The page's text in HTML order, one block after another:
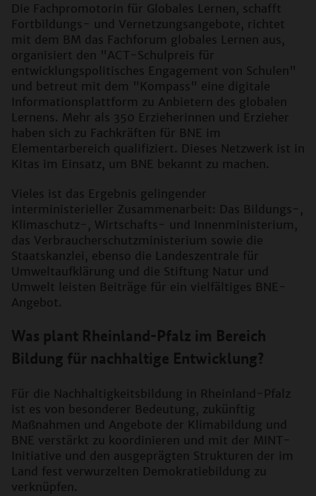
Die Fachpromotorin für Globales Lernen, schafft
Fortbildungs- und Vernetzungsangebote, richtet
mit dem BM das Fachforum globales Lernen aus,
organisiert den "ACT-Schulpreis für
entwicklungspolitisches Engagement von Schulen"
und betreut mit dem "Kompass" eine digitale
Informationsplattform zu Anbietern des globalen
Lernens. Mehr als 350 Erzieherinnen und Erzieher
haben sich zu Fachkräften für BNE im
Elementarbereich qualifiziert. Dieses Netzwerk ist in
Kitas im Einsatz, um BNE bekannt zu machen.
Vieles ist das Ergebnis gelingender
interministerieller Zusammenarbeit: Das Bildungs-,
Klimaschutz-, Wirtschafts- und Innenministerium,
das Verbraucherschutzministerium sowie die
Staatskanzlei, ebenso die Landeszentrale für
Umweltaufklärung und die Stiftung Natur und
Umwelt leisten Beiträge für ein vielfältiges BNE-
Angebot.
Was plant Rheinland-Pfalz im Bereich
Bildung für nachhaltige Entwicklung?
Für die Nachhaltigkeitsbildung in Rheinland-Pfalz
ist es von besonderer Bedeutung, zukünftig
Maßnahmen und Angebote der Klimabildung und
BNE verstärkt zu koordinieren und mit der MINT-
Initiative und den ausgeprägten Strukturen der im
Land fest verwurzelten Demokratiebildung zu
verknüpfen.